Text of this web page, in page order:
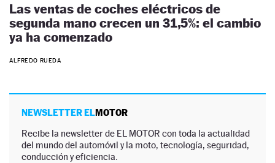
Las ventas de coches eléctricos de
segunda mano crecen un 31,5%: el cambio
ya ha comenzado
ALFREDO RUEDA
NEWSLETTER ELMOTOR
Recibe la newsletter de EL MOTOR con toda la actualidad
del mundo del automóvil y la moto, tecnología, seguridad,
conducción y eficiencia.